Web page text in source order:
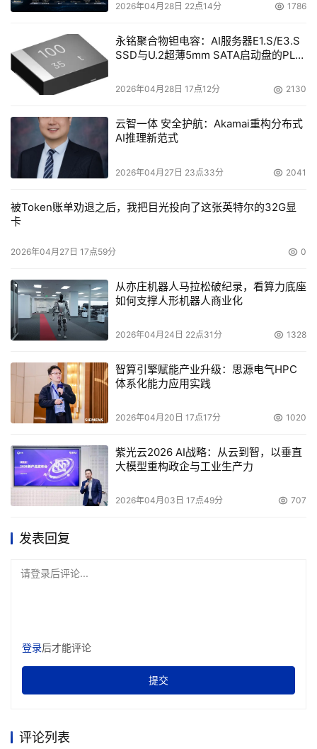
2026年04月28日 22点14分 1786
永铭聚合物钽电容：AI服务器E1.S/E3.S
SSD与U.2超薄5mm SATA启动盘的PLP
2026年04月28日 17点12分 2130
云智一体 安全护航：Akamai重构分布式
AI推理新范式
2026年04月27日 23点33分 2041
被Token账单劝退之后，我把目光投向了这张英特尔的32G显
卡
2026年04月27日 17点59分 0
从亦庄机器人马拉松破纪录，看算力底座
如何支撑人形机器人商业化
2026年04月24日 22点31分 1328
智算引擎赋能产业升级：思源电气HPC
体系化能力应用实践
2026年04月20日 17点17分 1020
紫光云2026 AI战略：从云到智，以垂直
大模型重构政企与工业生产力
2026年04月03日 17点49分 707
发表回复
请登录后评论...
登录后才能评论
提交
评论列表